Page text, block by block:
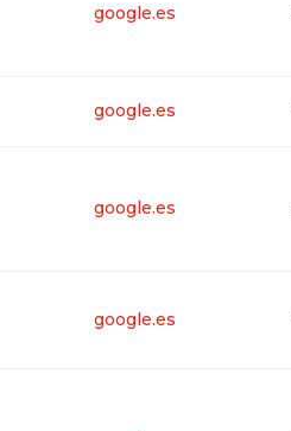
google.es
google.es
google.es
google.es